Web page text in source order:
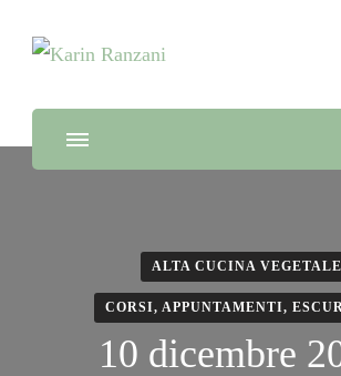
Karin Ranzani
Guida Turistica e Naturalistica, Naturopata
ALTA CUCINA VEGETALE
CORSI, APPUNTAMENTI,
10 dicembre